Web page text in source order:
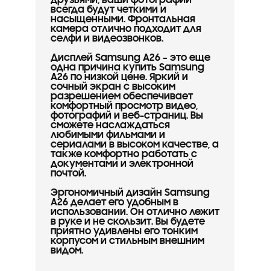
всегда будут четкими и
насыщенными. Фронтальная
камера отлично подходит для
селфи и видеозвонков.
Дисплей Samsung A26 – это еще
одна причина купить Samsung
A26 по низкой цене. Яркий и
сочный экран с высоким
разрешением обеспечивает
комфортный просмотр видео,
фотографий и веб-страниц. Вы
сможете наслаждаться
любимыми фильмами и
сериалами в высоком качестве, а
также комфортно работать с
документами и электронной
почтой.
Эргономичный дизайн Samsung
A26 делает его удобным в
использовании. Он отлично лежит
в руке и не скользит. Вы будете
приятно удивлены его тонким
корпусом и стильным внешним
видом.